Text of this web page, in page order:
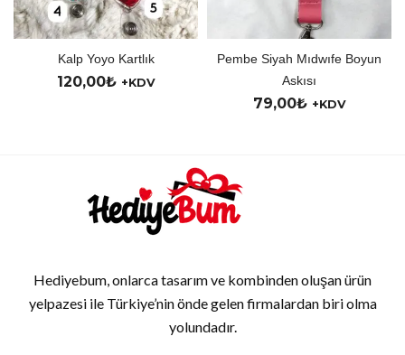
Kalp Yoyo Kartlık
120,00₺ +KDV
Pembe Siyah Mıdwıfe Boyun
Askısı
79,00₺ +KDV
Hediyebum, onlarca tasarım ve kombinden oluşan ürün
yelpazesi ile Türkiye’nin önde gelen firmalardan biri olma
yolundadır.